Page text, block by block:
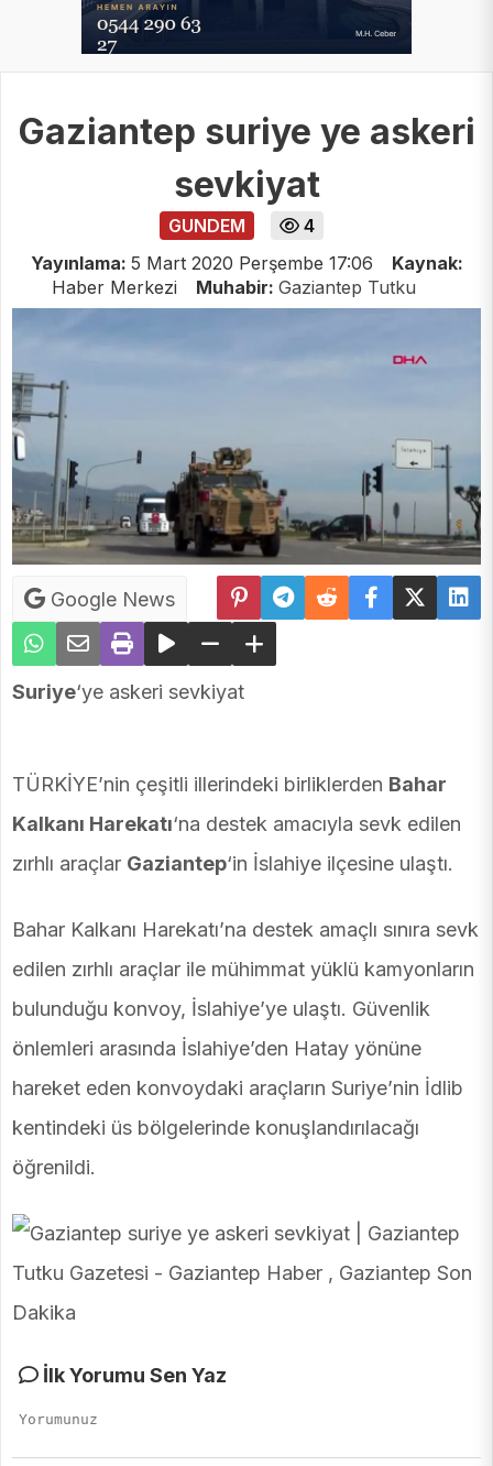
Gaziantep suriye ye askeri
sevkiyat
GUNDEM
4
Yayınlama: 5 Mart 2020 Perşembe 17:06
Kaynak:
Haber Merkezi
Muhabir: Gaziantep Tutku
Google News
Suriye‘ye askeri sevkiyat
TÜRKİYE’nin çeşitli illerindeki birliklerden Bahar
Kalkanı Harekatı‘na destek amacıyla sevk edilen
zırhlı araçlar Gaziantep‘in İslahiye ilçesine ulaştı.
Bahar Kalkanı Harekatı’na destek amaçlı sınıra sevk
edilen zırhlı araçlar ile mühimmat yüklü kamyonların
bulunduğu konvoy, İslahiye’ye ulaştı. Güvenlik
önlemleri arasında İslahiye’den Hatay yönüne
hareket eden konvoydaki araçların Suriye’nin İdlib
kentindeki üs bölgelerinde konuşlandırılacağı
öğrenildi.
İlk Yorumu Sen Yaz